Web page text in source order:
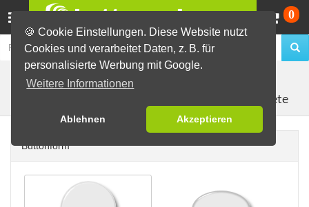
🍪 Cookie Einstellungen. Diese Website nutzt
Cookies und verarbeitet Daten, z. B. für
personalisierte Werbung mit Google.
Weitere Informationen
Ablehnen Akzeptieren
0
Buttons erstellen Magnetbuttons
Kühlschrankmagnete
Buttonform